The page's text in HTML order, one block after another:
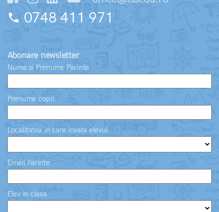
phone 0748 411 971
Abonare newsletter
Nume si Prenume Parinte
Prenume copil
Localitatea in care invata elevul
Email Parinte
Elev in clasa